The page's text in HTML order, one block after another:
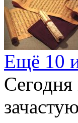
Ещё 10